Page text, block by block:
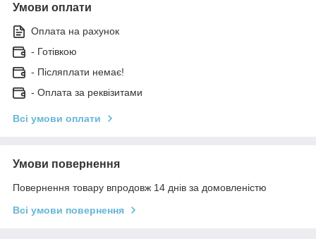
Умови оплати
Оплата на рахунок
- Готівкою
- Післяплати немає!
- Оплата за реквізитами
Всі умови оплати
Умови повернення
Повернення товару впродовж 14 днів за домовленістю
Всі умови повернення